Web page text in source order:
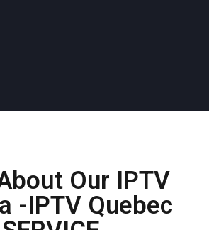
Our IPTV
-IPTV Quebec